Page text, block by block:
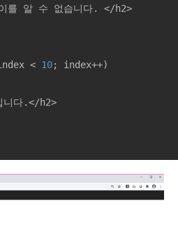
를 알 수 없습니다. </h2>
< 10; index++)
다.</h2>